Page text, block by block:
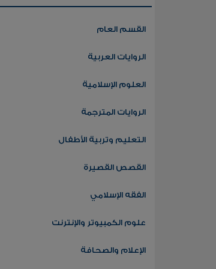
القسم العام
الروايات العربية
العلوم الإسلامية
الروايات المترجمة
التعليم وتربية الأطفال
القصص القصيرة
الفقه الإسلامي
علوم الكمبيوتر والإنترنت
الإعلام والصحافة